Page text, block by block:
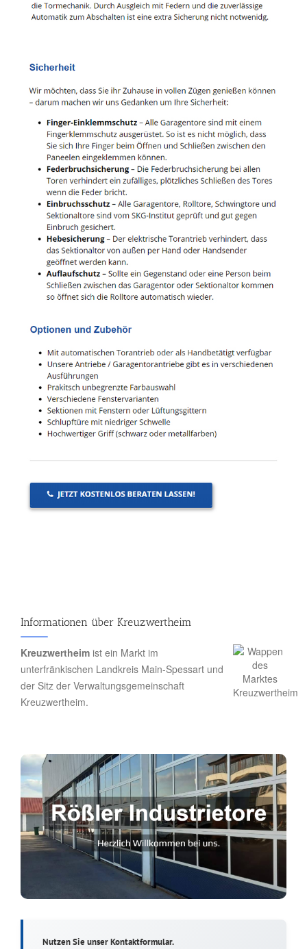
Informationen über Kreuzwertheim
Kreuzwertheim ist ein Markt im
unterfränkischen Landkreis Main-Spessart und
der Sitz der Verwaltungsgemeinschaft
Kreuzwertheim.
Nutzen Sie unser Kontaktformular.